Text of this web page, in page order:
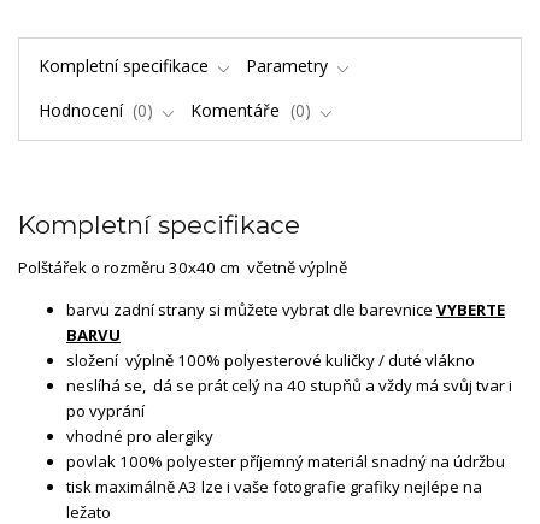
Kompletní specifikace
Parametry
Hodnocení
0 Komentáře 0
Kompletní specifikace
Polštářek o rozměru 30x40 cm včetně výplně
barvu zadní strany si můžete vybrat dle barevnice VYBERTE
BARVU
složení výplně 100% polyesterové kuličky / duté vlákno
neslíhá se, dá se prát celý na 40 stupňů a vždy má svůj tvar i
po vyprání
vhodné pro alergiky
povlak 100% polyester příjemný materiál snadný na údržbu
tisk maximálně A3 lze i vaše fotografie grafiky nejlépe na
ležato